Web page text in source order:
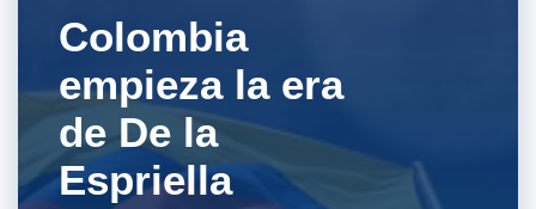
Colombia
empieza la era
de De la
Espriella